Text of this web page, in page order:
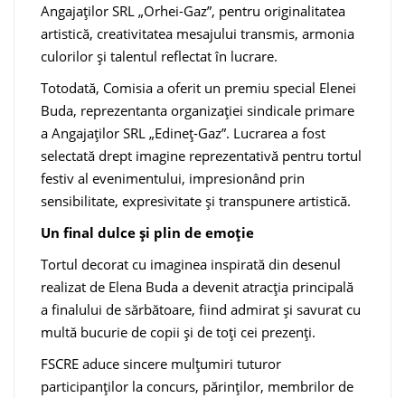
Angajaților SRL „Orhei-Gaz”, pentru originalitatea
artistică, creativitatea mesajului transmis, armonia
culorilor și talentul reflectat în lucrare.
Totodată, Comisia a oferit un premiu special Elenei
Buda, reprezentanta organizației sindicale primare
a Angajaților SRL „Edineț-Gaz”. Lucrarea a fost
selectată drept imagine reprezentativă pentru tortul
festiv al evenimentului, impresionând prin
sensibilitate, expresivitate și transpunere artistică.
Un final dulce și plin de emoție
Tortul decorat cu imaginea inspirată din desenul
realizat de Elena Buda a devenit atracția principală
a finalului de sărbătoare, fiind admirat și savurat cu
multă bucurie de copii și de toți cei prezenți.
FSCRE aduce sincere mulțumiri tuturor
participanților la concurs, părinților, membrilor de